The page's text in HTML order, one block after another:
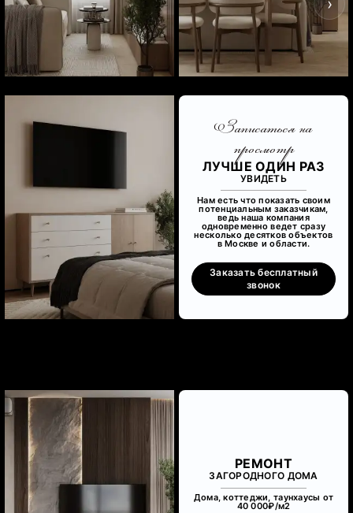
Записаться на
просмотр
ЛУЧШЕ ОДИН РАЗ
УВИДЕТЬ
Нам есть что показать своим
потенциальным заказчикам,
ведь наша компания
одновременно ведет сразу
несколько десятков объектов
в Москве и области.
Заказать бесплатный
звонок
РЕМОНТ
ЗАГОРОДНОГО ДОМА
Дома, коттеджи, таунхаусы от
40 000₽/м2